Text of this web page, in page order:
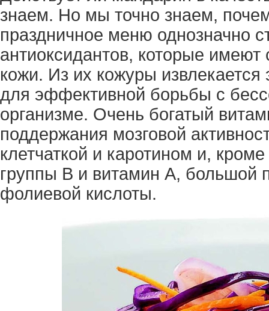
знаем. Но мы точно знаем,
праздничное меню однозначно
антиоксидантов, которые имеют
кожи. Из их кожуры
для эффективной борьбы с
организме. Очень богатый
поддержания мозговой
клетчаткой и каротином и,
группы В и витамин А, большой
фолиевой кислоты.